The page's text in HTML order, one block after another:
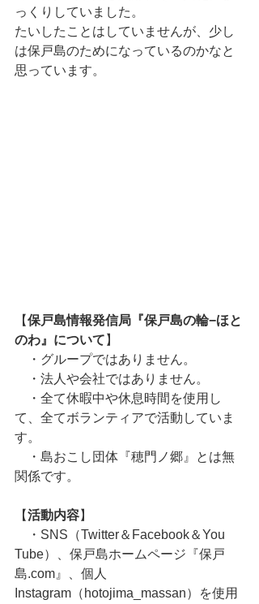
っくりしていました。
たいしたことはしていませんが、少し
は保戸島のためになっているのかなと
思っています。
【保戸島情報発信局『保戸島の輪−ほと
のわ』について 】
・グループではありません。
・法人や会社ではありません。
・全て休暇中や休息時間を使用し
て、全てボランティアで活動していま
す。
・島おこし団体『穂門ノ郷』とは無
関係です。
【活動内容】
・SNS（Twitter＆Facebook＆You
Tube）、保戸島ホームページ『保戸
島.com』、個人
Instagram（hotojima_massan）を使用